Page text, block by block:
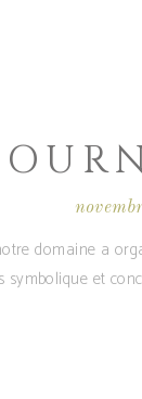
domaine a
symbolique et